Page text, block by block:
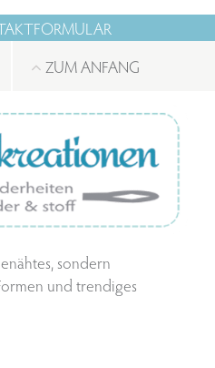
ZUM ANFANG
sondern
und trendiges